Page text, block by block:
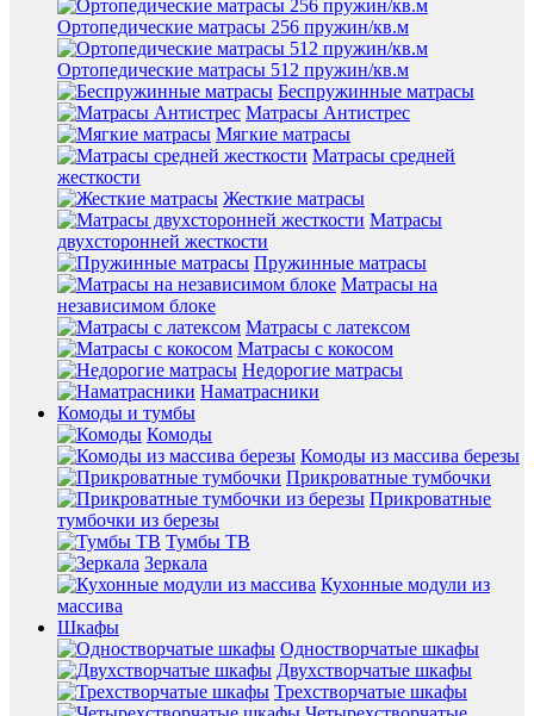
Ортопедические матрасы 256 пружин/кв.м
Ортопедические матрасы 512 пружин/кв.м
Беспружинные матрасы
Матрасы Антистрес
Мягкие матрасы
Матрасы средней
жесткости
Жесткие матрасы
Матрасы
двухсторонней жесткости
Пружинные матрасы
Матрасы на
независимом блоке
Матрасы с латексом
Матрасы с кокосом
Недорогие матрасы
Наматрасники
Комоды и тумбы
Комоды
Комоды из массива березы
Прикроватные тумбочки
Прикроватные
тумбочки из березы
Тумбы ТВ
Зеркала
Кухонные модули из
массива
Шкафы
Одностворчатые шкафы
Двухстворчатые шкафы
Трехстворчатые шкафы